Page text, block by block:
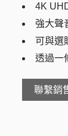
4K
強大聲
可與選
透過一
聯繫銷